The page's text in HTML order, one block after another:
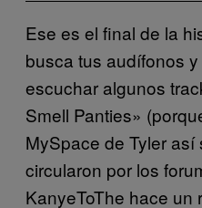
Ese es el final de la
busca tus audífonos
escuchar algunos
Smell Panties»
MySpace de Tyler
circularon por los
KanyeToThe hace un